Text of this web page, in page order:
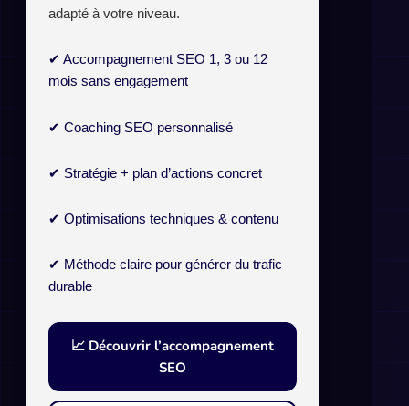
adapté à votre niveau.
✔ Accompagnement SEO 1, 3 ou 12
mois sans engagement
✔ Coaching SEO personnalisé
✔ Stratégie + plan d’actions concret
✔ Optimisations techniques & contenu
✔ Méthode claire pour générer du trafic
durable
📈 Découvrir l’accompagnement
SEO